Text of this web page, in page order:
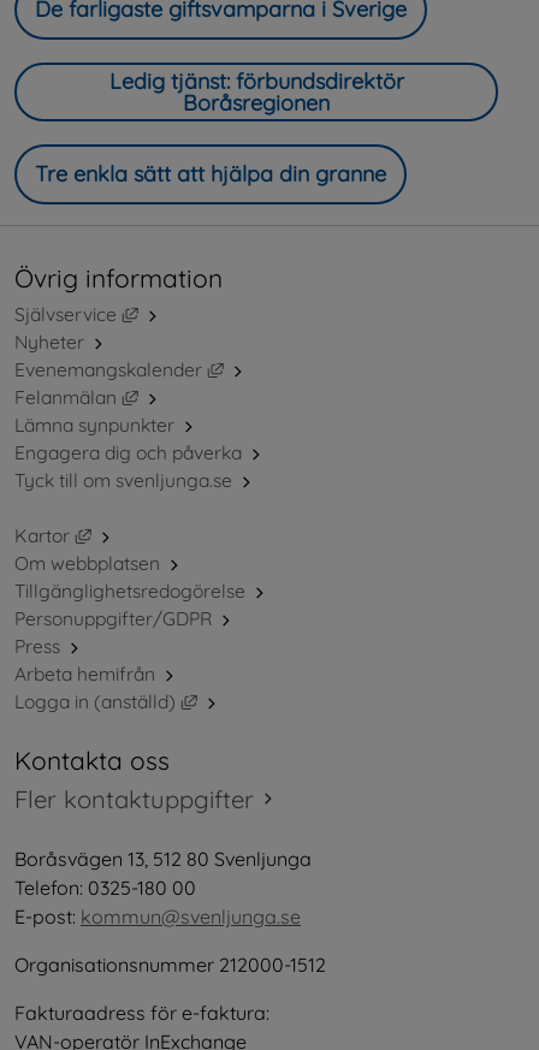
De farligaste giftsvamparna i Sverige
Ledig tjänst: förbundsdirektör
Boråsregionen
Tre enkla sätt att hjälpa din granne
Övrig information
Självservice
Länk till annan webbplats, öppnas i nytt fönster.
Nyheter
Evenemangskalender
Länk till annan webbplats, öppnas i
Felanmälan
Länk till annan webbplats, öppnas i nytt fönster.
Lämna synpunkter
Engagera dig och påverka
Tyck till om svenljunga.se
Kartor
Länk till annan webbplats, öppnas i nytt fönster.
Om webbplatsen
Tillgänglighetsredogörelse
Personuppgifter/GDPR
Press
Arbeta hemifrån
Logga in (anställd)
Länk till annan webbplats, öppnas i nytt
Kontakta oss
Fler kontaktuppgifter
Boråsvägen 13, 512 80 Svenljunga
Telefon: 0325-180 00
E-post: kommun@svenljunga.se
Organisationsnummer 212000-1512
Fakturaadress för e-faktura:
VAN-operatör InExchange